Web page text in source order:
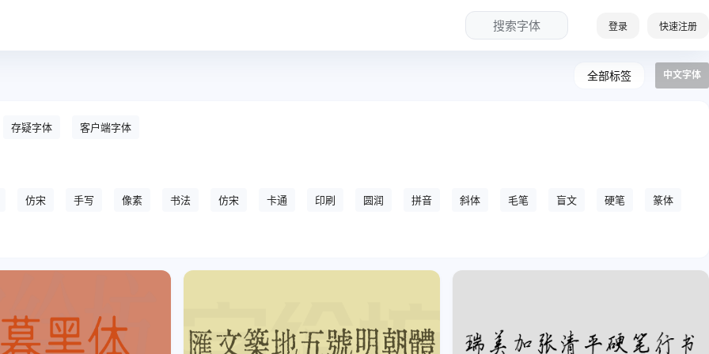
搜索字体 登录 快速注册
全部标签 中文字体
存疑字体 客户端字体
仿宋 手写 像素 书法 仿宋 卡通 印刷 圆润 拼音 斜体 毛笔 盲文 硬笔 篆体